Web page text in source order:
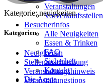
Veranstaltungen
Vorverkaufsstellen
Besucherinfos
Alle Neuigkeiten
Essen & Trinken
FAQ
Sicherheit
Kontakt
Die Arena
Kategorie: neuigkeiten
Kategorien
Neuigkeiten
Stellenauschreibung
Veranstaltungshinweis
Veranstaltungstipps